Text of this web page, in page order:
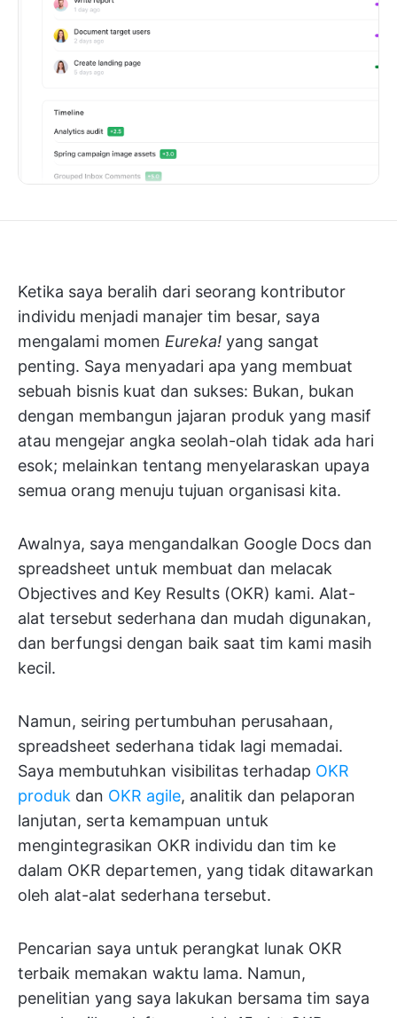
Ketika saya beralih dari seorang kontributor
individu menjadi manajer tim besar, saya
mengalami momen Eureka! yang sangat
penting. Saya menyadari apa yang membuat
sebuah bisnis kuat dan sukses: Bukan, bukan
dengan membangun jajaran produk yang masif
atau mengejar angka seolah-olah tidak ada hari
esok; melainkan tentang menyelaraskan upaya
semua orang menuju tujuan organisasi kita.
Awalnya, saya mengandalkan Google Docs dan
spreadsheet untuk membuat dan melacak
Objectives and Key Results (OKR) kami. Alat-
alat tersebut sederhana dan mudah digunakan,
dan berfungsi dengan baik saat tim kami masih
kecil.
Namun, seiring pertumbuhan perusahaan,
spreadsheet sederhana tidak lagi memadai.
Saya membutuhkan visibilitas terhadap OKR
produk dan OKR agile, analitik dan pelaporan
lanjutan, serta kemampuan untuk
mengintegrasikan OKR individu dan tim ke
dalam OKR departemen, yang tidak ditawarkan
oleh alat-alat sederhana tersebut.
Pencarian saya untuk perangkat lunak OKR
terbaik memakan waktu lama. Namun,
penelitian yang saya lakukan bersama tim saya